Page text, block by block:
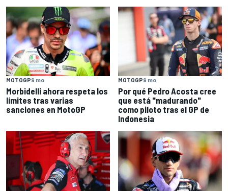
MOTOGP9 mo
Morbidelli ahora respeta los
límites tras varias
sanciones en MotoGP
MOTOGP9 mo
Por qué Pedro Acosta cree
que está "madurando"
como piloto tras el GP de
Indonesia